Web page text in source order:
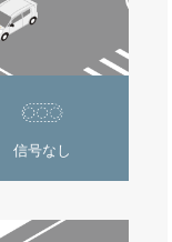
信号なし